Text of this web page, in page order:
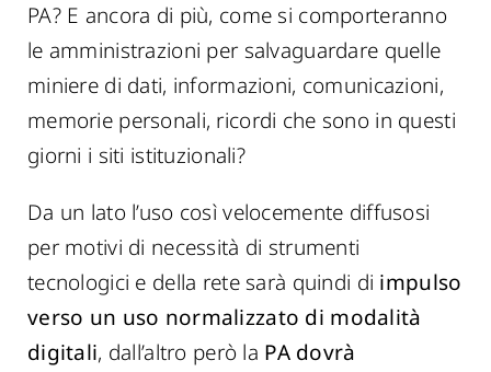
PA? E ancora di più, come si comporteranno
le amministrazioni per salvaguardare quelle
miniere di dati, informazioni, comunicazioni,
memorie personali, ricordi che sono in questi
giorni i siti istituzionali?
Da un lato l’uso così velocemente diffusosi
per motivi di necessità di strumenti
tecnologici e della rete sarà quindi di impulso
verso un uso normalizzato di modalità
digitali, dall’altro però la PA dovrà